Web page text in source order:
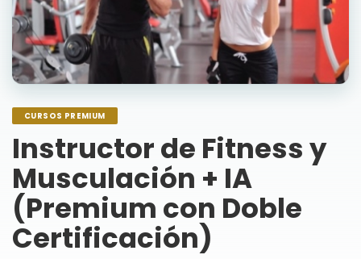
CURSOS PREMIUM
Instructor de Fitness y
Musculación + IA
(Premium con Doble
Certificación)